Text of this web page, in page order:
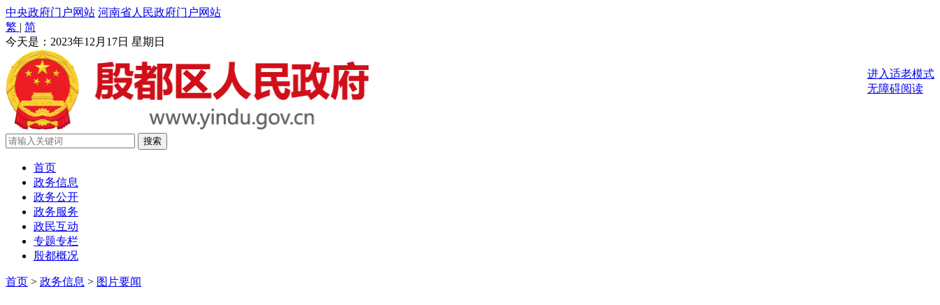
中央政府门户网站 河南省人民政府门户网站
繁 | 简
今天是： 2023年12月17日 星期日
进入适老模式
无障碍阅读
首页
政务信息
政务公开
政务服务
政民互动
专题专栏
殷都概况
首页 > 政务信息 > 图片要闻